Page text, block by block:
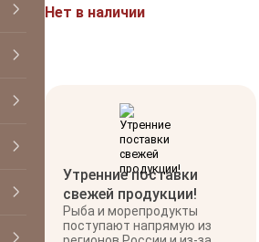
Нет в наличии
Утренние поставки
свежей продукции!
Рыба и морепродукты
поступают напрямую из